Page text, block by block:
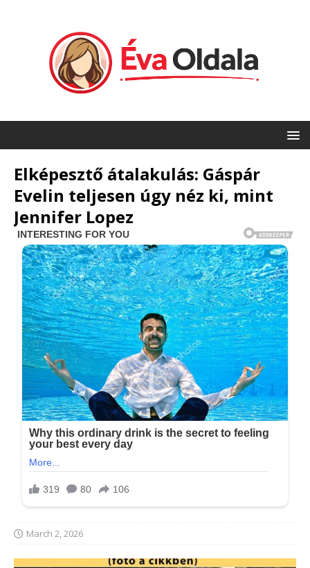
Elképesztő átalakulás: Gáspár
Evelin teljesen úgy néz ki, mint
Jennifer Lopez
March 2, 2026